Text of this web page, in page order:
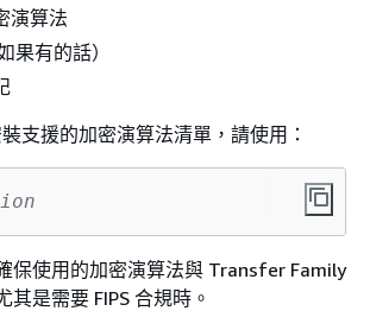
演算法
果有的話）
支援的加密演算法清單，請使用：
保使用的加密演算法與 Transfer Family
其是需要 FIPS 合規時。